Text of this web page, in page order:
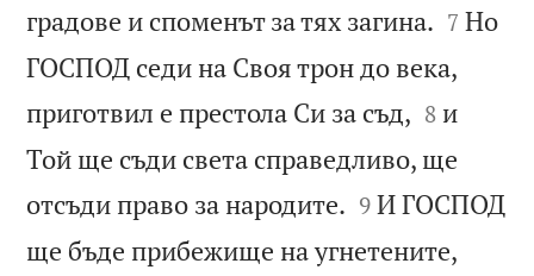
градове и споменът за тях загина. 

7 Но
ГОСПОД седи на Своя трон до века,
приготвил е престола Си за съд, 

8 и
Той ще съди света справедливо, ще
отсъди право за народите. 

9 И ГОСПОД
ще бъде прибежище на угнетените,